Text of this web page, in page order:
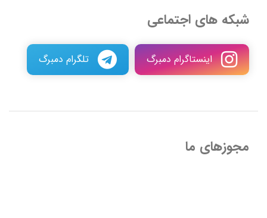
شبکه های اجتماعی
اینستاگرام دمبرگ تلگرام دمبرگ
مجوزهای ما